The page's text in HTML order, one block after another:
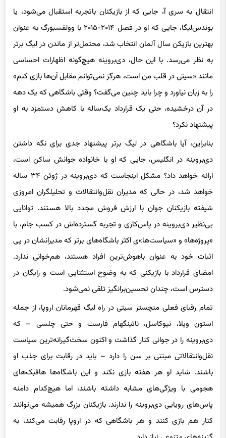
انتقال به سری آ، جایی که از بازیکنان باتجربه استقبال می‌شود، یا
بوندس‌لیگا، جایی که او در فصل ۲۰۱۴-۲۰۱۵ با وولفسبورگ به عنوان
بهترین بازیکن سال آلمان انتخاب شد، محتمل‌تر از ماندن در لیگ برتر
به نظر می‌رسد. با این حال، دی‌بروینه هیچ‌گونه اظهارات احساسی
مانند «سیتی در قلب من است، هرگز نمی‌توانم مقابل آن‌ها بازی کنم»
را به زبان نیاورد و چرا باید چنین می‌گفت؟ وقتی باشگاهی که یک دهه
در آن درخشیده، حتی یک قرارداد یک‌ساله با کاهش دستمزد به او
پیشنهاد نکرد؟
بنابراین، آیا باشگاهی در لیگ برتر پیشنهاد جدی برای نگه داشتن
دی‌بروینه در انگلیس، جایی که او با خانواده جوانش ساکن است،
ارائه خواهد داد؟ مشکل اینجاست که دی‌بروینه در ژوئن ۳۴ ساله
خواهد شد، در حالی که مدیران نقل‌وانتقالات و تحلیلگران امروزی
شیفته بازیکنان جوان با ارزش فروش مجدد بالا هستند. توانایی
بی‌نظیر دی‌بروینه در پاس‌کاری و تجربه گسترده‌اش در کسب جام، با
«پروژه‌ها» و «سیاست‌ها»ی اکثر باشگاه‌های برتر که مدیرانشان در پی
اثبات خود به عنوان باهوش‌ترین افراد هستند، هم‌خوانی ندارد.
امضای قرارداد با بازیکنی که به وضوح استثنایی است و رایگان در
دسترس است، چندان تحسین‌برانگیز تلقی نمی‌شود.
تمام رقبای فعلی منچستر سیتی در راه لیگ قهرمانان اروپا، از جمله
استون ویلا، نیوکاسل، ناتینگهام فارست و حتی چلسی – که
دی‌بروینه را در جوانی کنار گذاشت و اکنون سخت‌گیرانه‌ترین سیاست
نقل‌وانتقالاتی مبتنی بر سن را دارد – باید در رقابت برای جذب او
باشند. شاید او هر هفته بازی نکند و این باشگاه‌ها هافبک‌های
هجومی با ویژگی‌های مشابه داشته باشند، اما هیچ‌کدام دامنه
پاس‌های رویایی دی‌بروینه را ندارند. بازیکنان بزرگ همیشه می‌توانند
کنار هم بازی کنند و هر باشگاهی که در اروپا رقابت می‌کند، به